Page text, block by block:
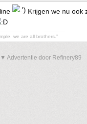
Krijgen we nu ook
we are all brothers.”
▼ Advertentie door Refinery89